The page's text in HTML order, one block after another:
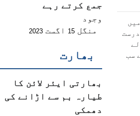
جمع کرتے رہے
وجود
منگل 15 اگست 2023
بھارت
بھارتی ایئر لائن کا
طیارہ بم سے اڑانے کی
دھمکی